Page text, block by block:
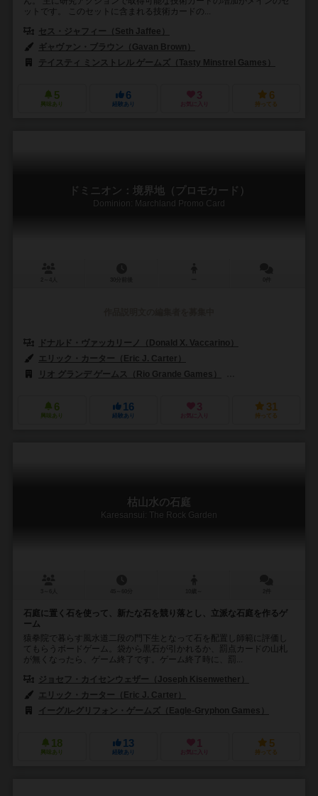
ットです。 このセットに含まれる技術カードの...
セス・ジャフィー（Seth Jaffee）
ギャヴァン・ブラウン（Gavan Brown）
テイスティ ミンストレル ゲームズ（Tasty Minstrel Games）
5
興味あり
6
経験あり
3
お気に入り
6
持ってる
ドミニオン：境界地（プロモカード）
Dominion: Marchland Promo Card
ドナルド・ヴァッカリーノ（Donald X. Vaccarino）
エリック・カーター（Eric J. Carter）
リオ グランデ ゲームス（Rio Grande Games）
6
興味あり
16
経験あり
3
お気に入り
31
持ってる
枯山水の石庭
Karesansui: The Rock Garden
石庭に置く石を使って、新たな石を競り落とし、立派な石庭を作るゲ
ーム
猿拳院で暮らす風水道二段の門下生となって石を配置し師範に評価し
てもらうボードゲーム。袋から黒石が引かれるか、罰点カードの山札
が無くなったら、ゲーム終了です。ゲーム終了時に、罰...
ジョセフ・カイセンウェザー（Joseph Kisenwether）
エリック・カーター（Eric J. Carter）
イーグル-グリフォン・ゲームズ（Eagle-Gryphon Games）
18
興味あり
13
経験あり
1
お気に入り
5
持ってる